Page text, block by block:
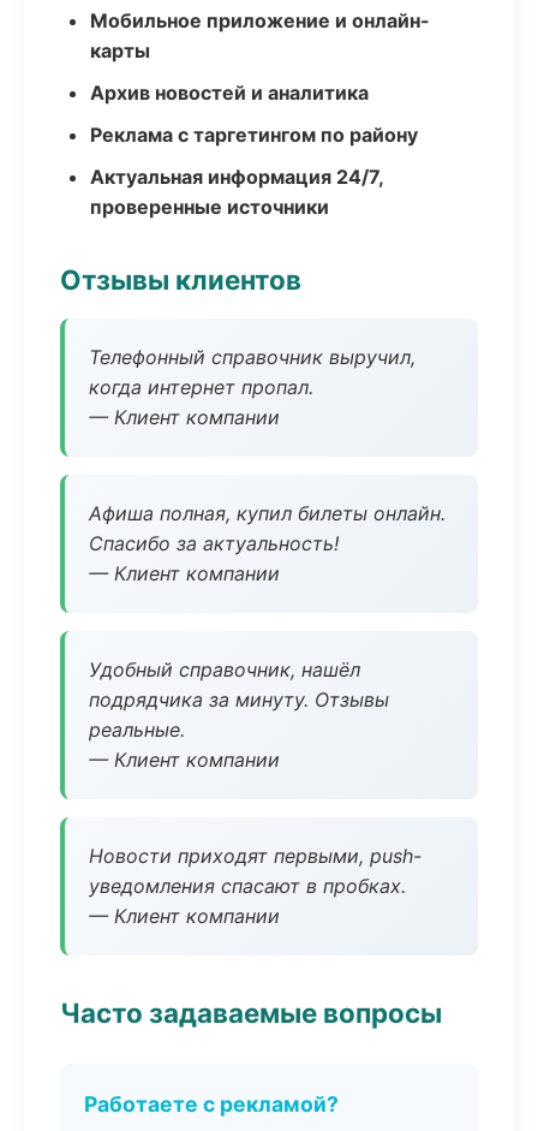
Мобильное приложение и онлайн-
карты
Архив новостей и аналитика
Реклама с таргетингом по району
Актуальная информация 24/7,
проверенные источники
Отзывы клиентов
Телефонный справочник выручил,
когда интернет пропал.
— Клиент компании
Афиша полная, купил билеты онлайн.
Спасибо за актуальность!
— Клиент компании
Удобный справочник, нашёл
подрядчика за минуту. Отзывы
реальные.
— Клиент компании
Новости приходят первыми, push-
уведомления спасают в пробках.
— Клиент компании
Часто задаваемые вопросы
Работаете с рекламой?